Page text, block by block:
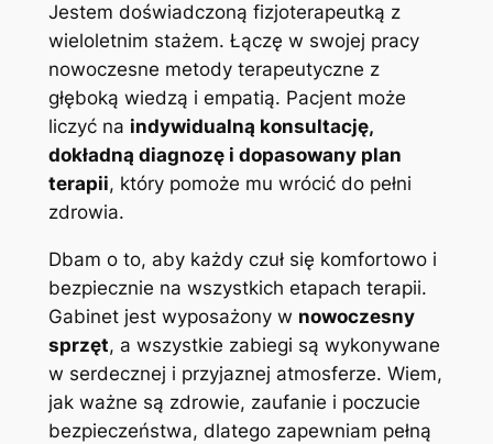
Jestem doświadczoną fizjoterapeutką z
wieloletnim stażem. Łączę w swojej pracy
nowoczesne metody terapeutyczne z
głęboką wiedzą i empatią. Pacjent może
liczyć na indywidualną konsultację,
dokładną diagnozę i dopasowany plan
terapii, który pomoże mu wrócić do pełni
zdrowia.
Dbam o to, aby każdy czuł się komfortowo i
bezpiecznie na wszystkich etapach terapii.
Gabinet jest wyposażony w nowoczesny
sprzęt, a wszystkie zabiegi są wykonywane
w serdecznej i przyjaznej atmosferze. Wiem,
jak ważne są zdrowie, zaufanie i poczucie
bezpieczeństwa, dlatego zapewniam pełną